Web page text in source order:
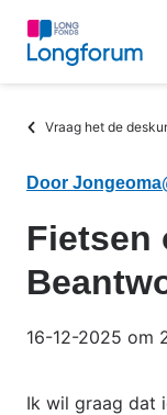
Overslaan
inhoud
Kruimelpad
Vraag het de
Door
Fietsen
16-12-2025 om
Ik wil graag dat